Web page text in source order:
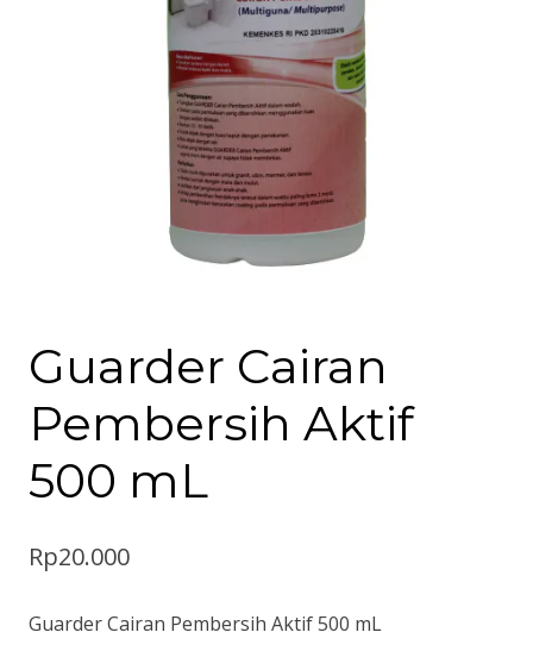
Guarder Cairan
Pembersih Aktif
500 mL
Rp20.000
Guarder Cairan Pembersih Aktif 500 mL